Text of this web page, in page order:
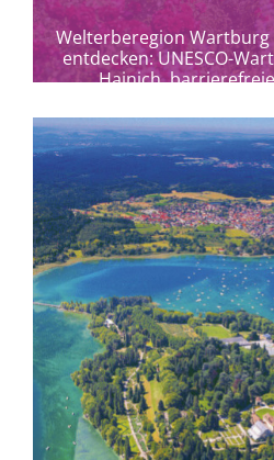
Welterberegion
entdecken: UNESCO-
Hainich,
mehr